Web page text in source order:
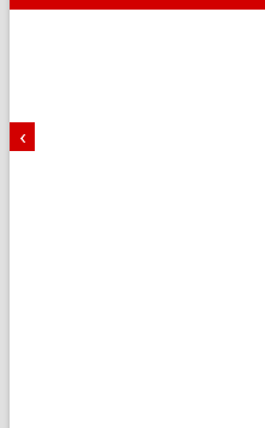
‹